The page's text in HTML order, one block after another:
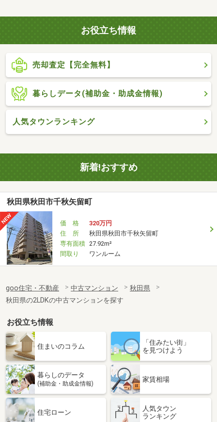
お役立ち情報
売却査定【完全無料】
暮らしデータ(補助金・助成金情報)
人気タウンランキング
新着!おすすめ
秋田県秋田市千秋矢留町
価 格
320万円
住 所
秋田県秋田市千秋矢留町
専有面積 27.92m²
間取り
ワンルーム
goo住宅・不動産 中古マンション
秋田県
秋田県の2LDKの中古マンションを探す
お役立ち情報
住まいのコラム
「住みたい街」
を見つけよう
暮らしのデータ
(補助金・助成金情報)
家賃相場
住宅ローン
人気タウン
ランキング